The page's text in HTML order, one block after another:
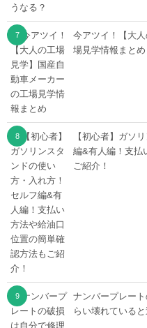
今アツイ！【大
場見学情報まとめ
【初心者】ガソ
編&有人編！支払
ご紹介！
ナンバープレー
らい壊れている